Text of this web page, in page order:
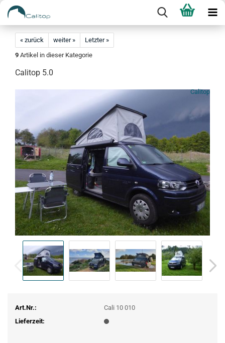
« zurück weiter »
Letzter »
9 Artikel in dieser Kategorie
Calitop 5.0
Calitop
Art.Nr.:
Cali 10 010
Lieferzeit: